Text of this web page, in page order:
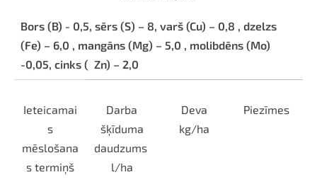
Bors (B) - 0,5, sērs (S) – 8, varš (Cu) – 0,8 , dzelzs
(Fe) – 6,0 , mangāns (Mg) – 5,0 , molibdēns (Mo)
-0,05, cinks ( Zn) – 2,0
Ieteicamai
s
mēslošana
s termiņš
Darba
šķīduma
daudzums
l/ha
Deva
kg/ha
Piezīmes